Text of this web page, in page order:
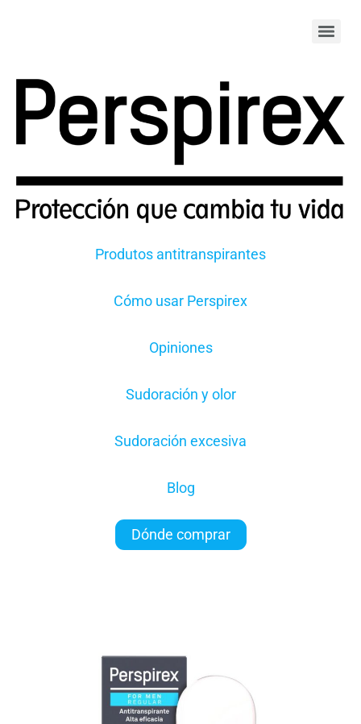
Produtos antitranspirantes
Cómo usar Perspirex
Opiniones
Sudoración y olor
Sudoración excesiva
Blog
Dónde comprar